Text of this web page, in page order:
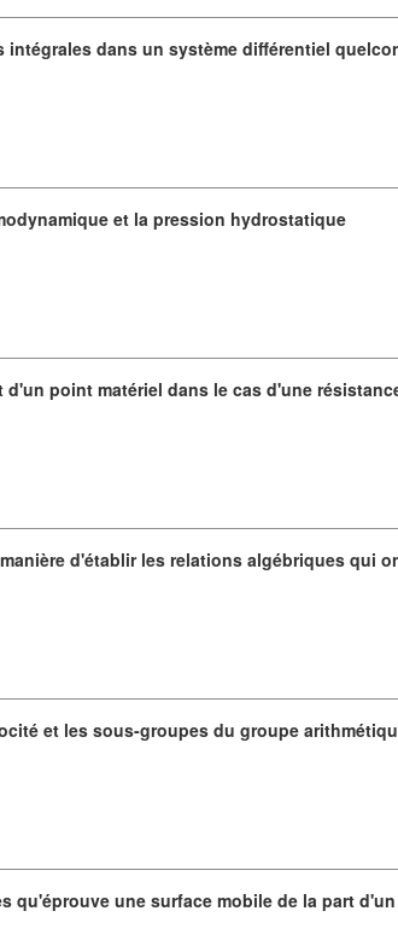
intégrales dans un système différentiel
et la pression hydrostatique
d'un point matériel dans le cas d'une
d'établir les relations algébriques qui
et les sous-groupes du groupe
qu'éprouve une surface mobile de la part